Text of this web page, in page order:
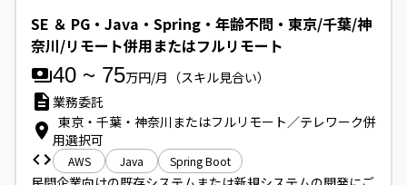
SE ＆ PG・Java・Spring・年齢不問・東京/千葉/神
奈川/リモート併用またはフルリモート
40 ~ 75万円/月 （スキル見合い）
業務委託
東京・千葉・神奈川またはフルリモート／テレワーク併
用選択可
AWS Java Spring Boot